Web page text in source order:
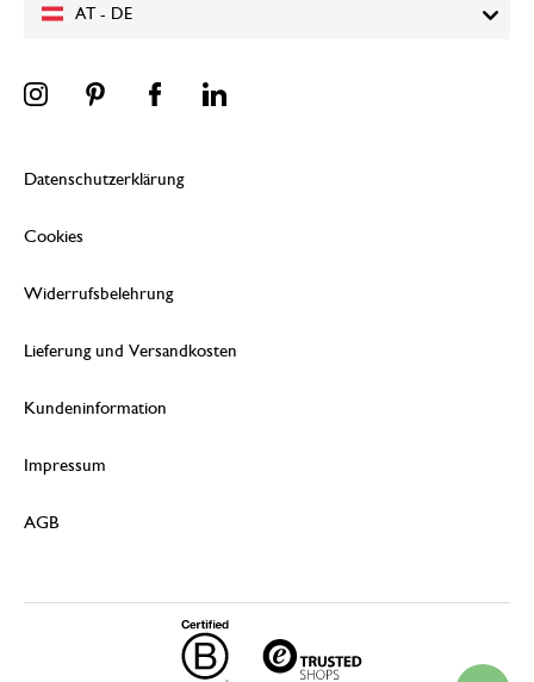
AT - DE
Datenschutzerklärung
Cookies
Widerrufsbelehrung
Lieferung und Versandkosten
Kundeninformation
Impressum
AGB